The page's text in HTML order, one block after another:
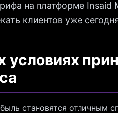
на платформе Insaid
клиентов уже
условиях
становятся отличным